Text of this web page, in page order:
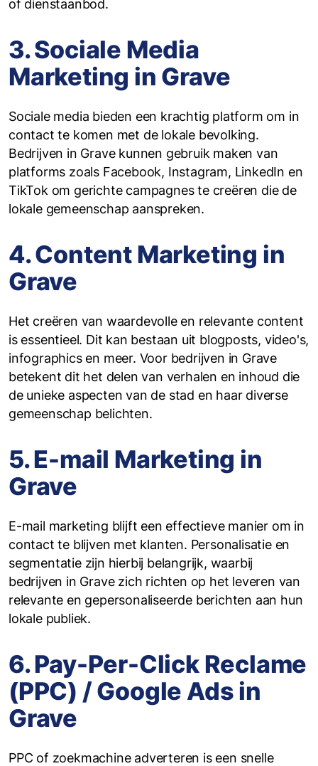
of dienstaanbod.
3. Sociale Media
Marketing in Grave
Sociale media bieden een krachtig platform om in
contact te komen met de lokale bevolking.
Bedrijven in Grave kunnen gebruik maken van
platforms zoals Facebook, Instagram, LinkedIn en
TikTok om gerichte campagnes te creëren die de
lokale gemeenschap aanspreken.
4. Content Marketing in
Grave
Het creëren van waardevolle en relevante content
is essentieel. Dit kan bestaan uit blogposts, video's,
infographics en meer. Voor bedrijven in Grave
betekent dit het delen van verhalen en inhoud die
de unieke aspecten van de stad en haar diverse
gemeenschap belichten.
5. E-mail Marketing in
Grave
E-mail marketing blijft een effectieve manier om in
contact te blijven met klanten. Personalisatie en
segmentatie zijn hierbij belangrijk, waarbij
bedrijven in Grave zich richten op het leveren van
relevante en gepersonaliseerde berichten aan hun
lokale publiek.
6. Pay-Per-Click Reclame
(PPC) / Google Ads in
Grave
PPC of zoekmachine adverteren is een snelle